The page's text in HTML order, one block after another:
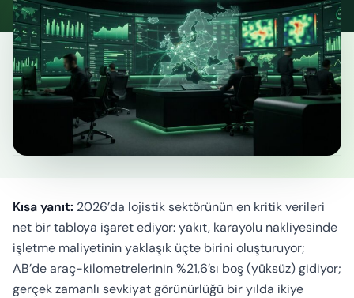
Kısa yanıt: 2026’da lojistik sektörünün en kritik verileri
net bir tabloya işaret ediyor: yakıt, karayolu nakliyesinde
işletme maliyetinin yaklaşık üçte birini oluşturuyor;
AB’de araç-kilometrelerinin %21,6’sı boş (yüksüz) gidiyor;
gerçek zamanlı sevkiyat görünürlüğü bir yılda ikiye